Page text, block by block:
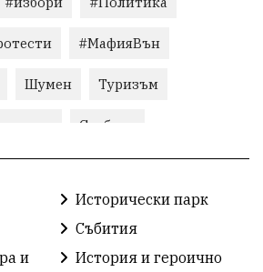
#МафияВън
Шумен Туризъм
Свобода
Здраве Безводие
на пътя
Исторически парк
Събития
и
История и героично